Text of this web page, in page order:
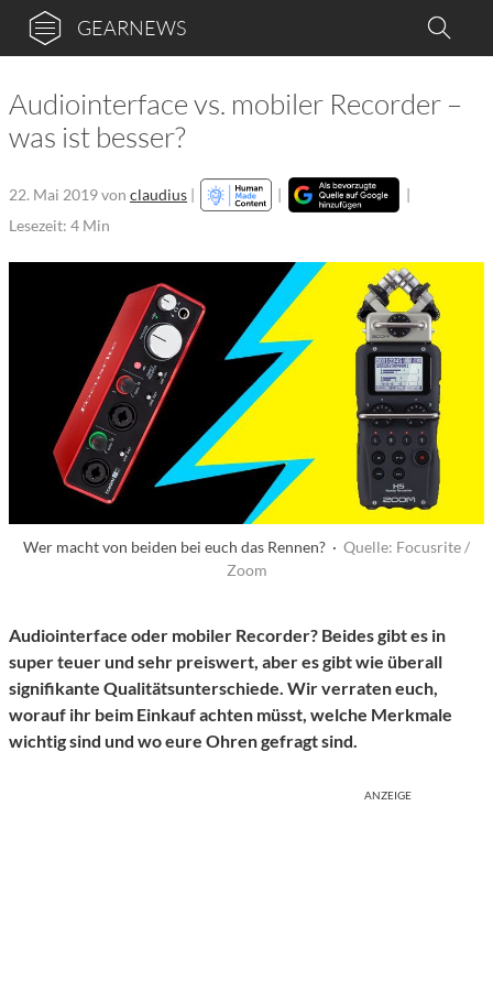
GEARNEWS
Audiointerface vs. mobiler Recorder –
was ist besser?
22. Mai 2019von claudius | |
|
Lesezeit: 4 Min
Wer macht von beiden bei euch das Rennen? · Quelle: Focusrite /
Zoom
Audiointerface oder mobiler Recorder? Beides gibt es in
super teuer und sehr preiswert, aber es gibt wie überall
signifikante Qualitätsunterschiede. Wir verraten euch,
worauf ihr beim Einkauf achten müsst, welche Merkmale
wichtig sind und wo eure Ohren gefragt sind.
ANZEIGE